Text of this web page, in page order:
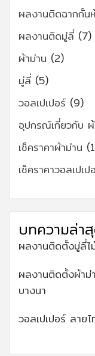
ผลงานติดฉากกั้น
ผลงานติดมู่ลี่ (7)
ผ้าม่าน (2)
มู่ลี่ (5)
วอลเปเปอร์(9)
อุปกรณ์เกี่ยวกับ
เช็คราคาผ้าม่าน
เช็คราคาวอลเปเป
บทความล่า
ผลงานติดตั้งมู่ลี่ไ
ผลงานติดตั้งผ้า
บางนา
วอลเปเปอร์ ลายไ